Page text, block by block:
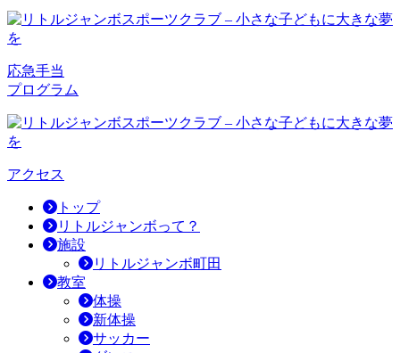
応急手当
プログラム
アクセス
トップ
リトルジャンボって？
施設
リトルジャンボ町田
教室
体操
新体操
サッカー